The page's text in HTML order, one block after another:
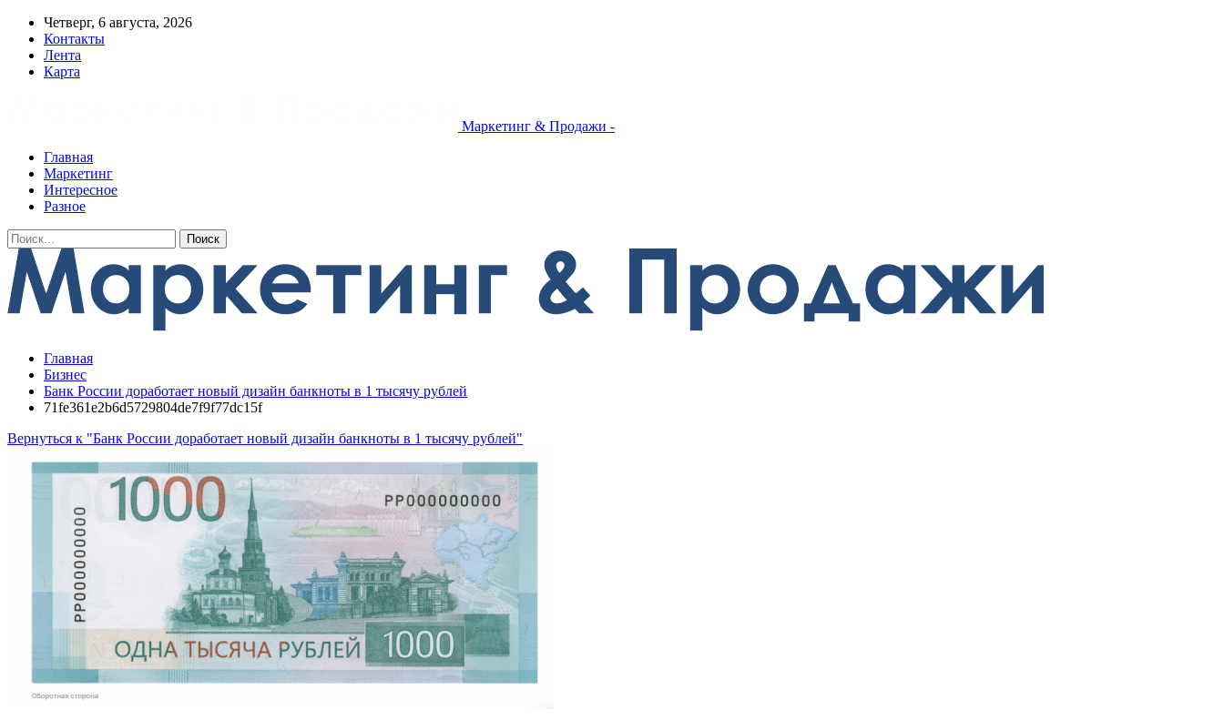
Четверг, 6 августа, 2026
Контакты
Лента
Карта
Маркетинг & Продажи -
Главная
Маркетинг
Интересное
Разное
Главная
Бизнес
Банк России доработает новый дизайн банкноты в 1 тысячу рублей
71fe361e2b6d5729804de7f9f77dc15f
Вернуться к "Банк России доработает новый дизайн банкноты в 1 тысячу рублей"